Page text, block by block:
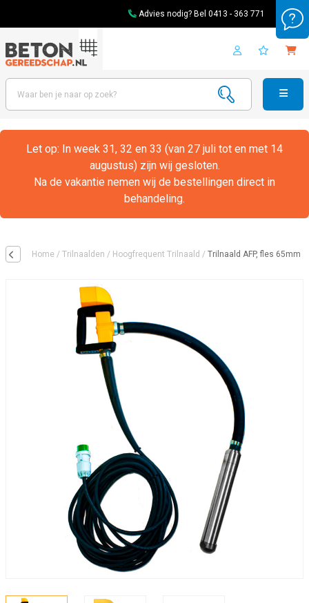
Advies nodig? Bel 0413 - 363 771
Let op: In week 31, 32 en 33 (van 27 juli tot en met 14
augustus) zijn wij gesloten.
Na de vakantie nemen wij de bestellingen direct in
behandeling.
Home / Trilnaalden / Hoogfrequent Trilnaald / Trilnaald AFP, fles 65mm